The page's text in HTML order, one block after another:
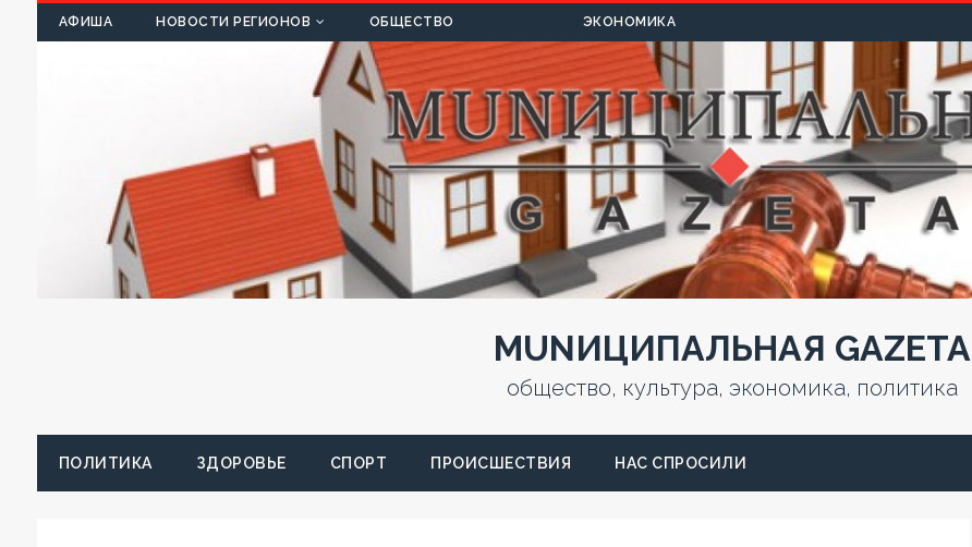
АФИША НОВОСТИ РЕГИОНОВ ОБЩЕСТВО ЭКОНОМИКА
MUNИЦИПАЛЬНАЯ GAZЕТА
общество, культура, экономика, политика
ПОЛИТИКА ЗДОРОВЬЕ СПОРТ ПРОИСШЕСТВИЯ НАС СПРОСИЛИ